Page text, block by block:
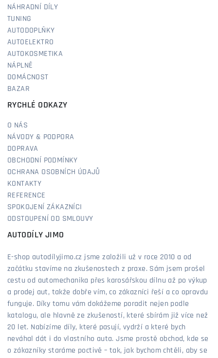
NÁHRADNÍ DÍLY
TUNING
AUTODOPLŇKY
AUTOELEKTRO
AUTOKOSMETIKA
NÁPLNĚ
DOMÁCNOST
BAZAR
RYCHLÉ ODKAZY
O NÁS
NÁVODY & PODPORA
DOPRAVA
OBCHODNÍ PODMÍNKY
OCHRANA OSOBNÍCH ÚDAJŮ
KONTAKTY
REFERENCE
SPOKOJENÍ ZÁKAZNÍCI
ODSTOUPENÍ OD SMLOUVY
AUTODÍLY JIMO
E-shop autodílyjimo.cz jsme založili už v roce 2010 a od
začátku stavíme na zkušenostech z praxe. Sám jsem prošel
cestu od automechanika přes karosářskou dílnu až po výkup
a prodej aut, takže dobře vím, co zákazníci řeší a co opravdu
funguje. Díky tomu vám dokážeme poradit nejen podle
katalogu, ale hlavně ze zkušeností, které sbírám již více než
20 let. Nabízíme díly, které pasují, vydrží a které bych
neváhal dát i do vlastního auta. Jsme prostě obchod, kde se
o zákazníky staráme poctivě – tak, jak bychom chtěli, aby se